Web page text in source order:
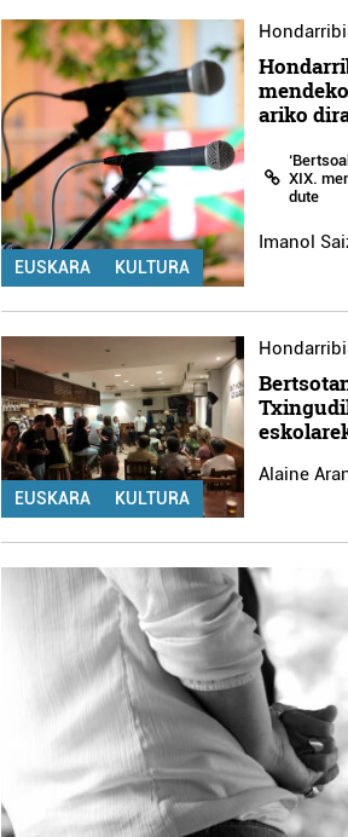
EUSKARA KULTURA
ariko
XIX.
dute
Imanol
EUSKARA KULTURA
Alaine